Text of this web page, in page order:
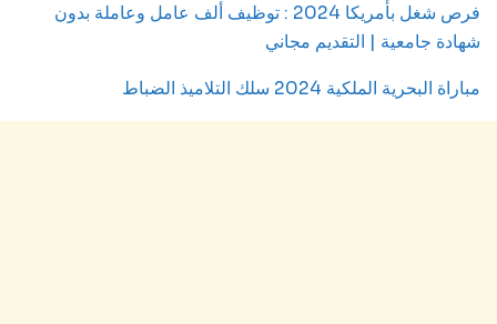
فرص شغل بأمريكا 2024 : توظيف ألف عامل وعاملة بدون
شهادة جامعية | التقديم مجاني
مباراة البحرية الملكية 2024 سلك التلاميذ الضباط